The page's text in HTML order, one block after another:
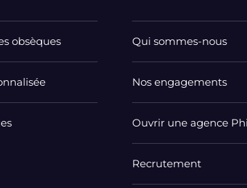
obsèques Qui sommes-nous
Nos engagements
Ouvrir une agence
Recrutement